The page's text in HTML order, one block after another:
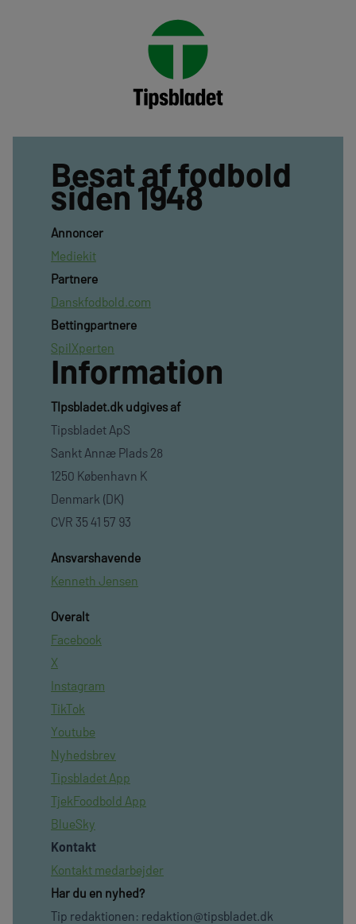
Besat af fodbold
siden 1948
Annoncer
Mediekit
Partnere
Danskfodbold.com
Bettingpartnere
SpilXperten
Information
TIpsbladet.dk udgives af
Tipsbladet ApS
Sankt Annæ Plads 28
1250 København K
Denmark (DK)
CVR 35 41 57 93
Ansvarshavende
Kenneth Jensen
Overalt
Facebook
X
Instagram
TikTok
Youtube
Nyhedsbrev
Tipsbladet App
TjekFoodbold App
BlueSky
Kontakt
Kontakt medarbejder
Har du en nyhed?
Tip redaktionen: redaktion@tipsbladet.dk